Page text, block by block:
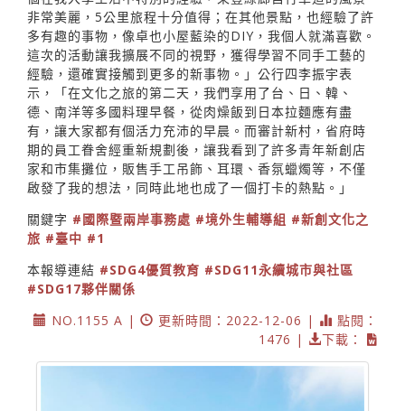
非常美麗，5公里旅程十分值得；在其他景點，也經驗了許
多有趣的事物，像卓也小屋藍染的DIY，我個人就滿喜歡。
這次的活動讓我擴展不同的視野，獲得學習不同手工藝的
經驗，還確實接觸到更多的新事物。」公行四李振宇表
示，「在文化之旅的第二天，我們享用了台、日、韓、
德、南洋等多國料理早餐，從肉燥飯到日本拉麵應有盡
有，讓大家都有個活力充沛的早晨。而審計新村，省府時
期的員工眷舍經重新規劃後，讓我看到了許多青年新創店
家和市集攤位，販售手工吊飾、耳環、香氛蠟燭等，不僅
啟發了我的想法，同時此地也成了一個打卡的熱點。」
關鍵字 #國際暨兩岸事務處 #境外生輔導組 #新創文化之
旅 #臺中 #1
本報導連結 #SDG4優質教育 #SDG11永續城市與社區
#SDG17夥伴關係
NO.1155 A |
更新時間：2022-12-06 |
點閱：
1476 |
下載：